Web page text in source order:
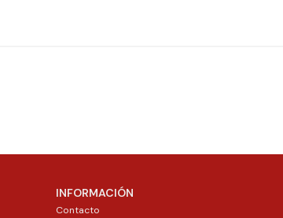
INFORMACIÓN
Contacto